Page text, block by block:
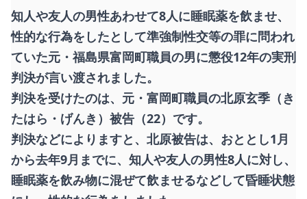
知人や友人の男性あわせて8人に睡眠薬を飲ませ、
性的な行為をしたとして準強制性交等の罪に問われ
ていた元・福島県富岡町職員の男に懲役12年の実刑
判決が言い渡されました。
判決を受けたのは、元・富岡町職員の北原玄季（き
たはら・げんき）被告（22）です。
判決などによりますと、北原被告は、おととし1月
から去年9月までに、知人や友人の男性8人に対し、
睡眠薬を飲み物に混ぜて飲ませるなどして昏睡状態